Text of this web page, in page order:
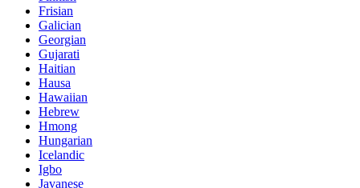
Frisian
Galician
Georgian
Gujarati
Haitian
Hausa
Hawaiian
Hebrew
Hmong
Hungarian
Icelandic
Igbo
Javanese